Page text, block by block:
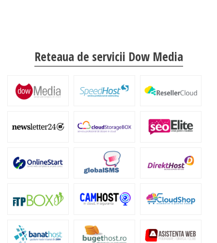
Reteaua de servicii Dow Media